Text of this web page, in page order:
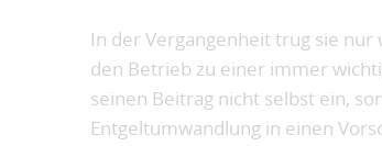
In der Vergangenheit trug sie
den Betrieb zu einer immer
seinen Beitrag nicht selbst ein,
Entgeltumwandlung in einen